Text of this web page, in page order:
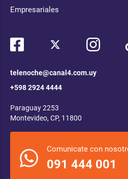
Empresariales
telenoche@canal4.com.uy
+598 2924 4444
Paraguay 2253
Montevideo, CP, 11800
Comunicate con
091 444 001